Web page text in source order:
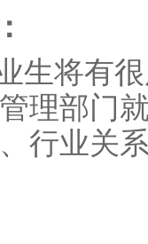
生将有
理部门
行业关